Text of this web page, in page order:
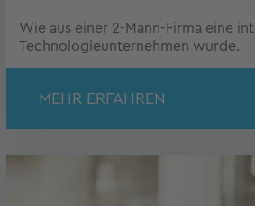
Wie aus einer 2-Mann-Firma eine
Technologieunternehmen wurde.
MEHR ERFAHREN